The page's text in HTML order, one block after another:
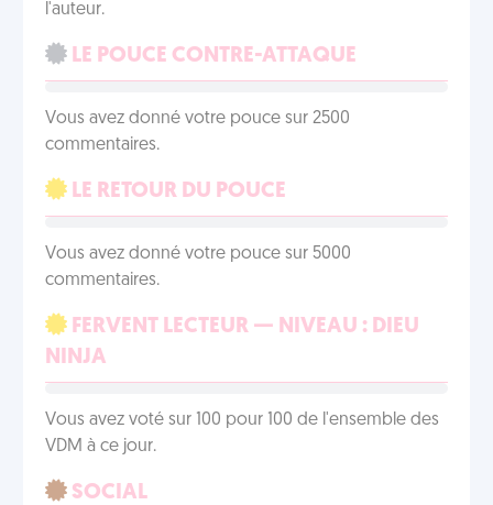
l'auteur.
LE POUCE CONTRE-ATTAQUE
Vous avez donné votre pouce sur 2500
commentaires.
LE RETOUR DU POUCE
Vous avez donné votre pouce sur 5000
commentaires.
FERVENT LECTEUR — NIVEAU : DIEU
NINJA
Vous avez voté sur 100 pour 100 de l'ensemble des
VDM à ce jour.
SOCIAL